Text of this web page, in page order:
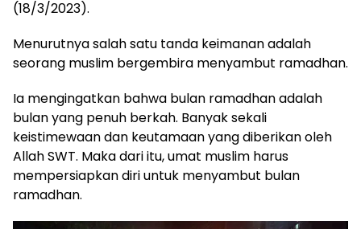
(18/3/2023).
Menurutnya salah satu tanda keimanan adalah
seorang muslim bergembira menyambut ramadhan.
Ia mengingatkan bahwa bulan ramadhan adalah
bulan yang penuh berkah. Banyak sekali
keistimewaan dan keutamaan yang diberikan oleh
Allah SWT. Maka dari itu, umat muslim harus
mempersiapkan diri untuk menyambut bulan
ramadhan.